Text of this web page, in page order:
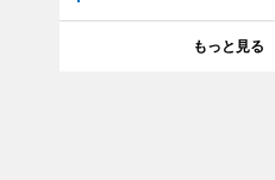
もっと見る